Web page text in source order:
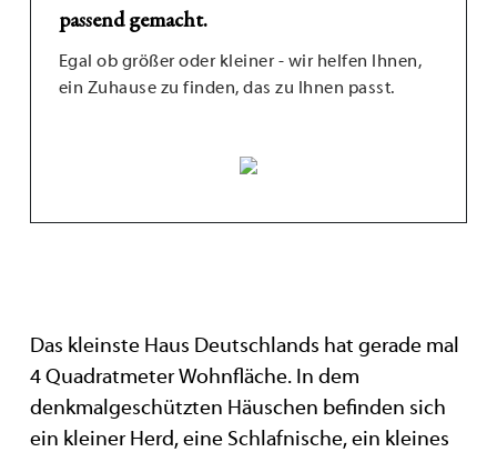
passend gemacht.
Egal ob größer oder kleiner - wir helfen Ihnen,
ein Zuhause zu finden, das zu Ihnen passt.
Das kleinste Haus Deutschlands hat gerade mal
4 Quadratmeter Wohnfläche. In dem
denkmalgeschützten Häuschen befinden sich
ein kleiner Herd, eine Schlafnische, ein kleines